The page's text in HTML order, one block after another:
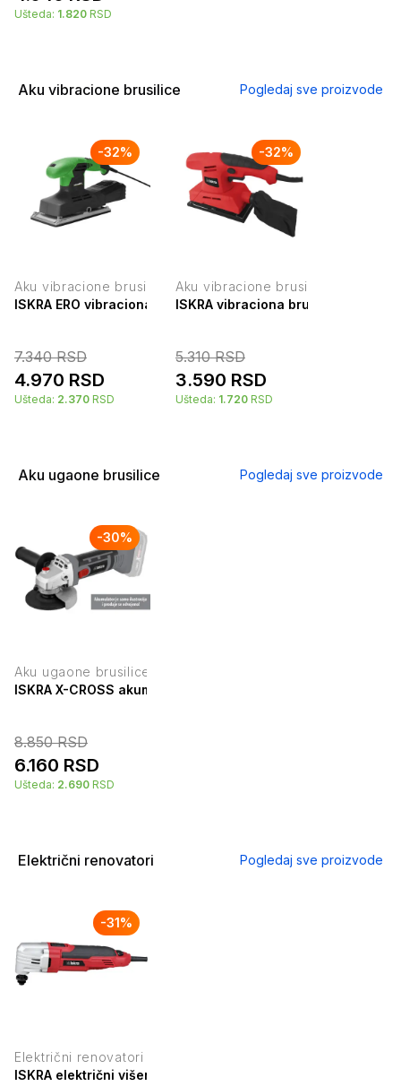
Ušteda: 1.820 RSD
Aku vibracione brusilice Pogledaj sve proizvode
-32%
Aku vibracione brusilice
ISKRA ERO vibraciona brusilica 300W IE-AJ12-300
7.340RSD
4.970 RSD
Ušteda: 2.370 RSD
-32%
Aku vibracione brusilice
ISKRA vibraciona brusilica 180W
5.310RSD
3.590 RSD
Ušteda: 1.720 RSD
Aku ugaone brusilice Pogledaj sve proizvode
-30%
Aku ugaone brusilice
ISKRA X-CROSS akumulatorska ugaona brusilica 20V IX-
8.850RSD
6.160 RSD
Ušteda: 2.690 RSD
Električni renovatori Pogledaj sve proizvode
-31%
Električni renovatori
ISKRA električni višenamenski alat 300W GX-TH-MT03